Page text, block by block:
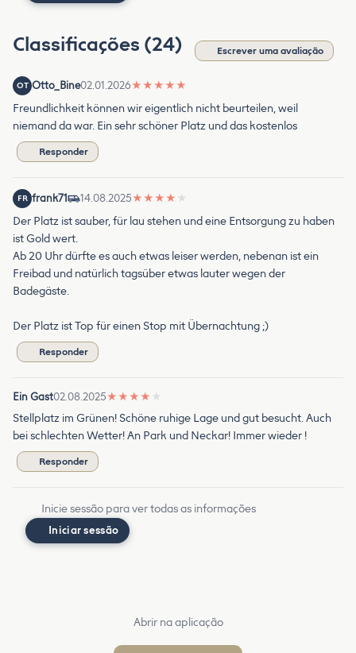
Classificações (24) Escrever uma avaliação
OT Otto_Bine02.01.2026★ ★ ★ ★ ★
Freundlichkeit können wir eigentlich nicht beurteilen, weil
niemand da war. Ein sehr schöner Platz und das kostenlos
Responder
FR frank71 14.08.2025★ ★ ★ ★ ★
Der Platz ist sauber, für lau stehen und eine Entsorgung zu haben
ist Gold wert.
Ab 20 Uhr dürfte es auch etwas leiser werden, nebenan ist ein
Freibad und natürlich tagsüber etwas lauter wegen der
Badegäste.
Der Platz ist Top für einen Stop mit Übernachtung ;)
Responder
Ein Gast02.08.2025★ ★ ★ ★ ★
Stellplatz im Grünen! Schöne ruhige Lage und gut besucht. Auch
bei schlechten Wetter! An Park und Neckar! Immer wieder !
Responder
Inicie sessão para ver todas as informações
Iniciar sessão
Abrir na aplicação